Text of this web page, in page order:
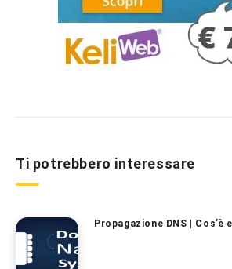
Ti potrebbero interessare
Propagazione DNS | Cos’è